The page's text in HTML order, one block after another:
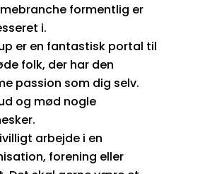
formentlig er
i.
er en fantastisk portal til
folk, der har den
passion som dig selv.
og mød nogle
arbejde i en
forening eller